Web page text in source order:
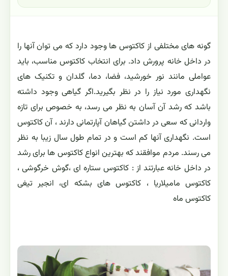
گونه های مختلفی از کاکتوس ها وجود دارد که می توان آنها را
در داخل خانه پرورش داد. برای انتخاب کاکتوس مناسب، باید
عواملی مانند نور خورشید، فضا، دما، گلدان و تکنیک های
نگهداری مورد نیاز را در نظر بگیرید.اگر گیاهی وجود داشته
باشد که رشد آن آسان به نظر می رسد، به خصوص برای تازه
واردانی که سعی در داشتن گیاهان آپارتمانی دارند ، آن کاکتوس
است. نگهداری آنها کم است و در تمام طول سال زیبا به نظر
می رسند. مردم موافقند که بهترین انواع کاکتوس ها برای رشد
در داخل خانه عبارتند از : کاکتوس ستاره ای ،گوش خرگوشی ،
کاکتوس مامیلاریا ، کاکتوس های بشکه ای، انجیر تیغی
کاکتوس ماه